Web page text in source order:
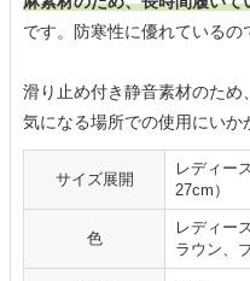
です。防寒性に優れているの
滑り止め付き静音素材のた
気になる場所での使用にいか
サイズ展開
レディー
27cm）
色
レディー
ラウン、